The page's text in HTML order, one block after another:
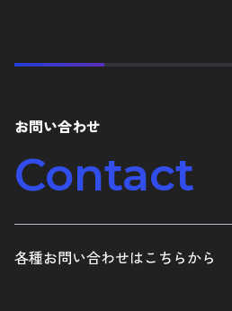
お問い合わせ
Contact
各種お問い合わせはこちらから